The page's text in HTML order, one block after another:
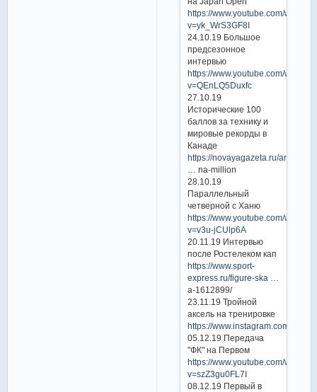
https://www.youtube.com/watch?
v=yk_WrS3GF8I
24.10.19 Большое
предсезонное
интервью
https://www.youtube.com/watch?
v=QEnLQ5Duxfc
27.10.19
Исторические 100
баллов за технику и
мировые рекорды в
Канаде
https://novayagazeta.ru/articles/
… na-million
28.10.19
Параллельный
четверной с Ханю
https://www.youtube.com/watch?
v=v3u-jCUlp6A
20.11.19 Интервью
после Ростелеком кап
https://www.sport-
express.ru/figure-ska
a-1612899/
23.11.19 Тройной
аксель на тренировке
https://www.instagram.com/p/
05.12.19 Передача
"ФК" на Первом
https://www.youtube.com/watch?
v=szZ3gu0FL7I
08.12.19 Первый в